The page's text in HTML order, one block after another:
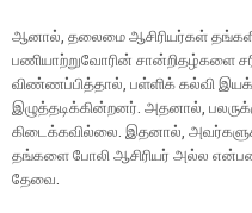
ஆனால், தலைமை ஆசிரியர்கள்
பணியாற்றுவோரின் சான்றிதழ்களை
விண்ணப்பித்தால், பள்ளிக் கல்வி
இழுத்தடிக்கின்றனர். அதனால்,
கிடைக்கவில்லை. இதனால்,
தங்களை போலி ஆசிரியர் அல்ல
தேவை.